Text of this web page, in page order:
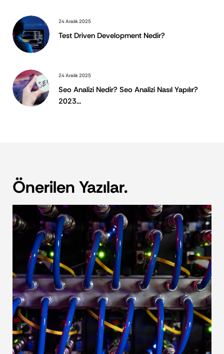
24 Aralık 2025
Test Driven Development Nedir?
24 Aralık 2025
Seo Analizi Nedir? Seo Analizi Nasıl Yapılır?
2023...
Önerilen Yazılar.